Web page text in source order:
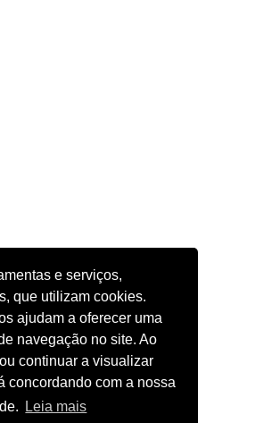
e serviços,
que utilizam cookies.
ajudam a oferecer uma
navegação no site. Ao
continuar a visualizar
concordando com a nossa
Leia mais